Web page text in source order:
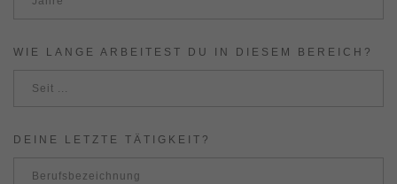
WIE LANGE ARBEITEST DU IN DIESEM BEREICH?
DEINE LETZTE TÄTIGKEIT?